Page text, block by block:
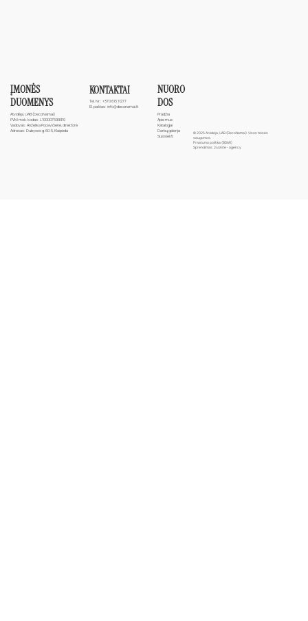
ĮMONĖS
DUOMENYS
Atvidėja, UAB (DecoNamai)
PVM mok. kodas: L100007599910
Vadovas: Anželika Pocevičienė, direktorė
Adresas: Dubysos g. 60-5, Klaipėda
KONTAKTAI
Tel. Nr.: +370 613 11277
El. paštas: info@deconamai.lt
NUORO
DOS
Pradžia
Apie mus
Katalogai
Darbų galerija
Susisiekti
© 2025 Atvidėja, UAB (DecoNamai). Visos teisės
saugomos.
Privatumo politika (BDAR)
Sprendimas:24Unite - agency